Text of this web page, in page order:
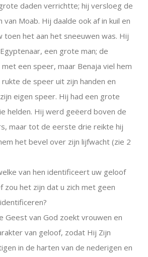
daden verrichtte; hij versloeg de
Moab. Hij daalde ook af in kuil en
toen het aan het sneeuwen was. Hij
een grote man; de
een speer, maar Benaja viel hem
de speer uit zijn handen en
eigen speer. Hij had een grote
helden. Hij werd geëerd boven de
maar tot de eerste drie reikte hij
het bevel over zijn lijfwacht (zie 2
van hen identificeert uw geloof
zou het zijn dat u zich met geen
Geest van God zoekt vrouwen en
van geloof, zodat Hij Zijn
in de harten van de nederigen en